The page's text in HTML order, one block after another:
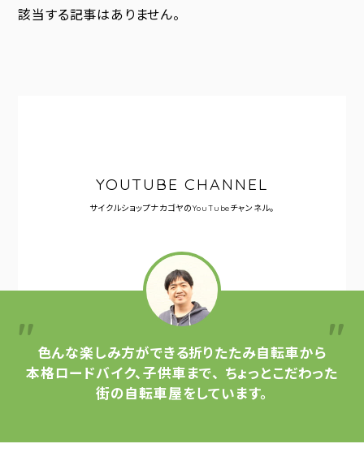
該当する記事はありません。
YOUTUBE CHANNEL
サイクルショップナカゴヤのYouTubeチャンネル。
色んな楽しみ方ができる折りたたみ自転車から
本格ロードバイク、子供車まで、 ちょっとこだわった
街の自転車屋をしています。